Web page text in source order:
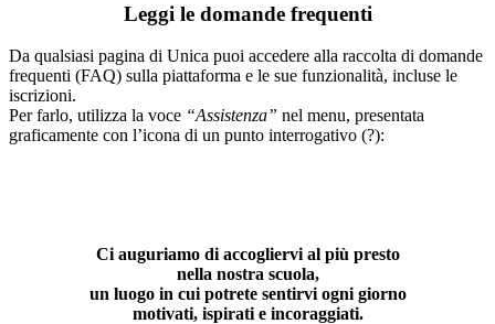
Leggi le domande frequenti
Da qualsiasi pagina di Unica puoi accedere alla raccolta di domande
frequenti (FAQ) sulla piattaforma e le sue funzionalità, incluse le
iscrizioni.
Per farlo, utilizza la voce “Assistenza” nel menu, presentata
graficamente con l’icona di un punto interrogativo (?):
Ci auguriamo di accogliervi al più presto
nella nostra scuola,
un luogo in cui potrete sentirvi ogni giorno
motivati, ispirati e incoraggiati.